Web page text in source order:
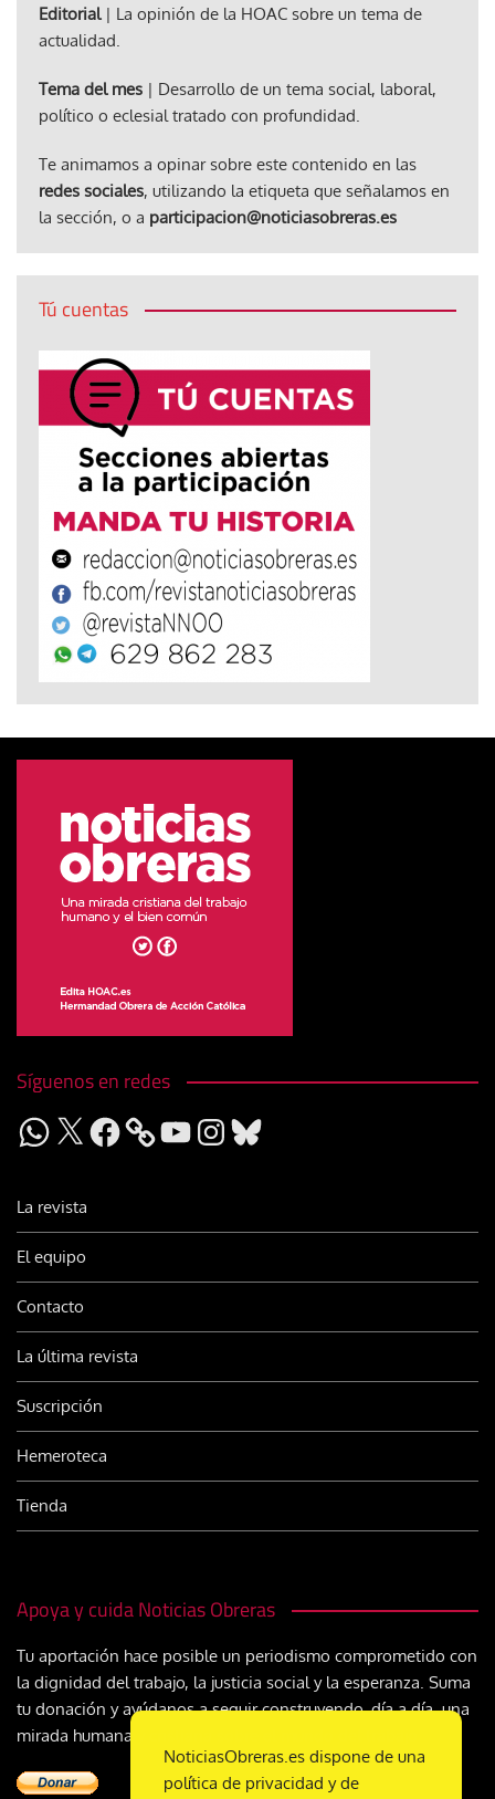
Editorial| La opinión de la HOAC sobre un tema de
actualidad.
Tema del mes | Desarrollo de un tema social, laboral,
político o eclesial tratado con profundidad.
Te animamos a opinar sobre este contenido en las
redes sociales, utilizando la etiqueta que señalamos en
la sección, o a participacion@noticiasobreras.es
Tú cuentas
Síguenos en redes
WhatsApp
X Facebook YouTubeInstagram
Bluesky
La revista
El equipo
Contacto
La última revista
Suscripción
Hemeroteca
Tienda
Apoya y cuida Noticias Obreras
Tu aportación hace posible un periodismo comprometido con
la dignidad del trabajo, la justicia social y la esperanza. Suma
tu donación y ayúdanos a seguir construyendo, día a día, una
mirada humana y cristiana sobre el mundo del trabajo
NoticiasObreras.es dispone de una
política de privacidad y de